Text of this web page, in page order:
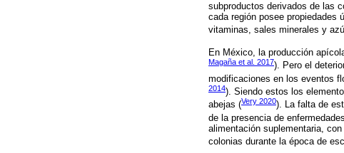
subproductos derivados de las
cada región posee propiedades
vitaminas, sales minerales y
En México, la producción
Magaña et al. 2017). Pero el
modificaciones en los eventos
2014). Siendo estos los
abejas (Very 2020). La falta de
de la presencia de
alimentación suplementaria,
colonias durante la época de